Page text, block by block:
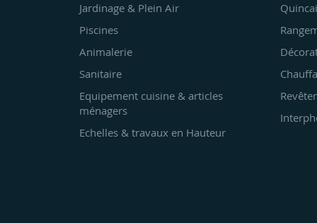
Jardinage & Plein Air
Piscines
Animalerie
Sanitaire
Equipement cuisine & articles
ménagers
Echelles & travaux en Hauteur